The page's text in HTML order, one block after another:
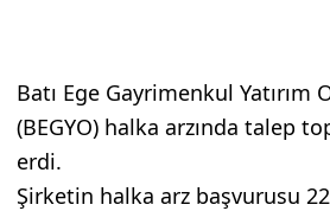
Batı Ege Gayrimenkul Yatırım
(BEGYO) halka arzında talep
erdi.
Şirketin halka arz başvurusu 22